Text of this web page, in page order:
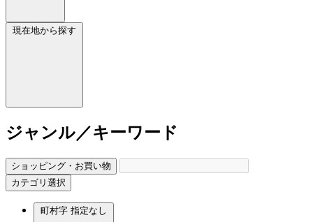
現在地から探す
ジャンル／キーワード
ショッピング・お買い物
カテゴリ選択
町村字 指定なし